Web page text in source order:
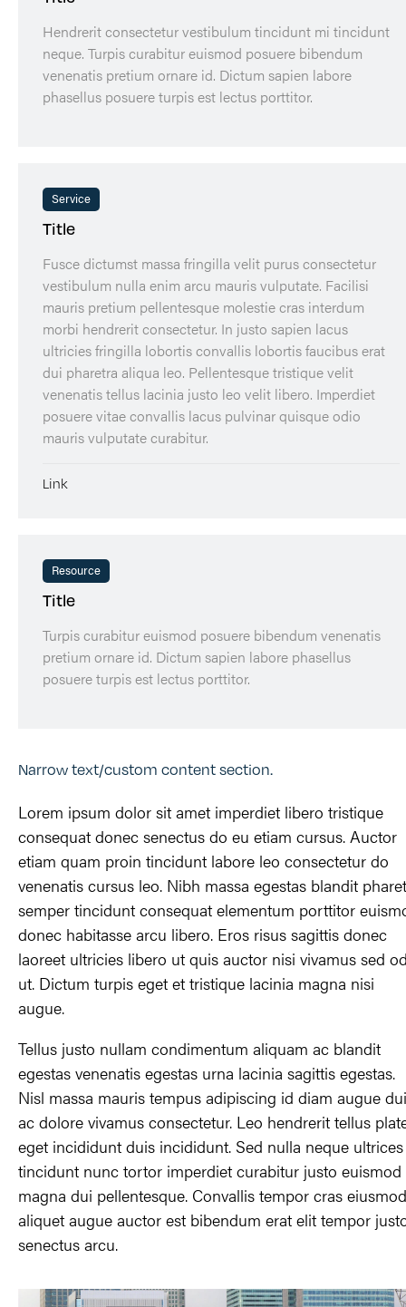
Hendrerit consectetur vestibulum tincidunt mi tincidunt
neque. Turpis curabitur euismod posuere bibendum
venenatis pretium ornare id. Dictum sapien labore
phasellus posuere turpis est lectus porttitor.
Service
Title
Fusce dictumst massa fringilla velit purus consectetur
vestibulum nulla enim arcu mauris vulputate. Facilisi
mauris pretium pellentesque molestie cras interdum
morbi hendrerit consectetur. In justo sapien lacus
ultricies fringilla lobortis convallis lobortis faucibus erat
dui pharetra aliqua leo. Pellentesque tristique velit
venenatis tellus lacinia justo leo velit libero. Imperdiet
posuere vitae convallis lacus pulvinar quisque odio
mauris vulputate curabitur.
Link
Resource
Title
Turpis curabitur euismod posuere bibendum venenatis
pretium ornare id. Dictum sapien labore phasellus
posuere turpis est lectus porttitor.
Narrow text/custom content section.
Lorem ipsum dolor sit amet imperdiet libero tristique
consequat donec senectus do eu etiam cursus. Auctor
etiam quam proin tincidunt labore leo consectetur do
venenatis cursus leo. Nibh massa egestas blandit
semper tincidunt consequat elementum porttitor
donec habitasse arcu libero. Eros risus sagittis donec
laoreet ultricies libero ut quis auctor nisi vivamus sed
ut. Dictum turpis eget et tristique lacinia magna nisi
augue.
Tellus justo nullam condimentum aliquam ac blandit
egestas venenatis egestas urna lacinia sagittis egestas.
Nisl massa mauris tempus adipiscing id diam augue dui
ac dolore vivamus consectetur. Leo hendrerit tellus
eget incididunt duis incididunt. Sed nulla neque ultrices
tincidunt nunc tortor imperdiet curabitur justo euismod
magna dui pellentesque. Convallis tempor cras eiusmod
aliquet augue auctor est bibendum erat elit tempor
senectus arcu.